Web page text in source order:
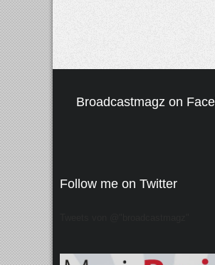
Broadcastmagz on
Follow me on Twitter